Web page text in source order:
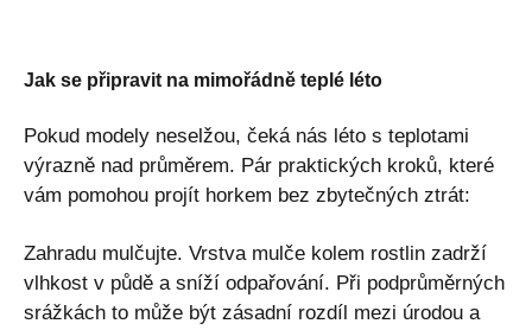
Jak se připravit na mimořádně teplé léto
Pokud modely neselžou, čeká nás léto s teplotami
výrazně nad průměrem. Pár praktických kroků, které
vám pomohou projít horkem bez zbytečných ztrát:
Zahradu mulčujte. Vrstva mulče kolem rostlin zadrží
vlhkost v půdě a sníží odpařování. Při podprůměrných
srážkách to může být zásadní rozdíl mezi úrodou a